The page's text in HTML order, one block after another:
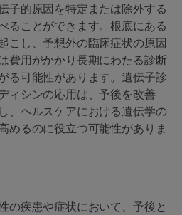
子的原因を特定または除外する
ることができます。根底にある
こし、予想外の臨床症状の原因
費用がかかり長期にわたる診断
る可能性があります。遺伝子診
ィシンの応用は、予後を改善
、ヘルスケアにおける遺伝学の
めるのに役立つ可能性がありま
の疾患や症状において、予後と